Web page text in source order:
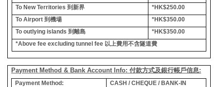
To New Territories 到新界
*HK$250.00
To Airport 到機場
*HK$350.00
To outlying islands 到離島
*HK$350.00
*Above fee excluding tunnel fee 以上費用不含隧道費
Payment Method & Bank Account Info: 付款方式及銀行帳戶信息:
Payment Method:
CASH / CHEQUE / BANK-IN